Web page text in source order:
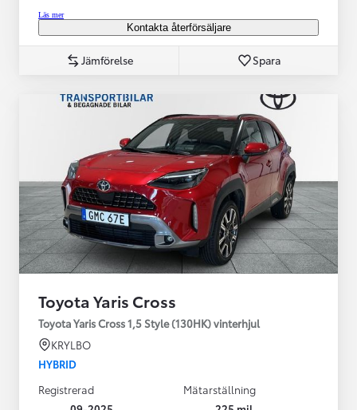
Läs mer
Kontakta återförsäljare
Jämförelse Spara
Toyota Yaris Cross
Toyota Yaris Cross 1,5 Style (130HK) vinterhjul
KRYLBO
HYBRID
Registrerad
Mätarställning